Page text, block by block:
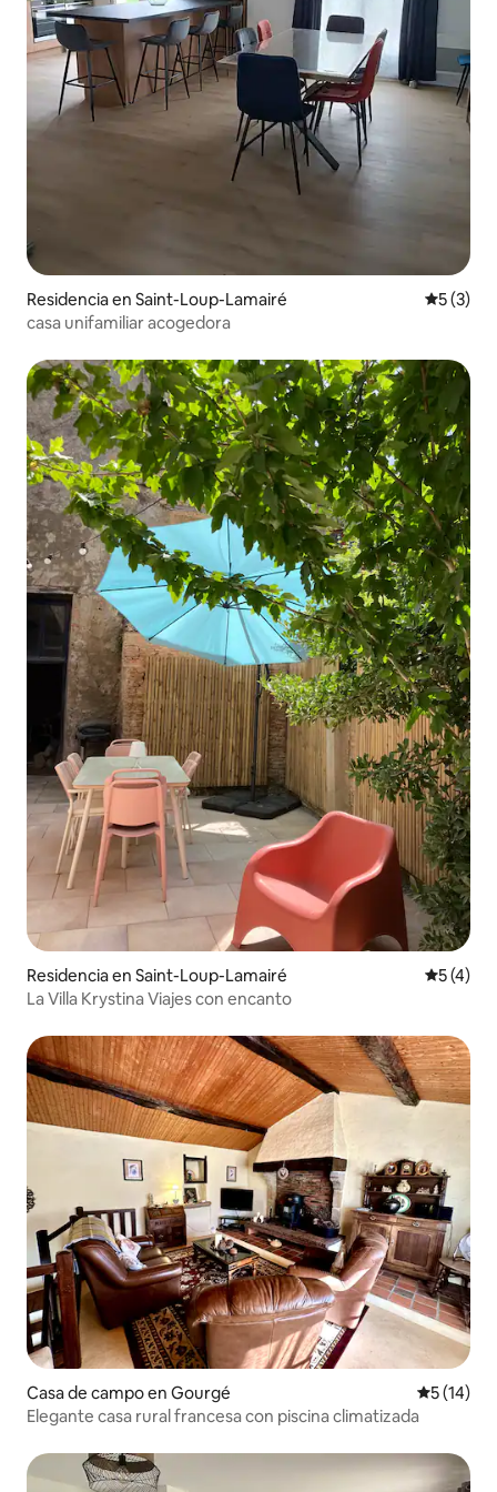
Residencia en Saint-Loup-Lamairé
5 (3)
casa unifamiliar acogedora
Residencia en Saint-Loup-Lamairé
5 (4)
La Villa Krystina Viajes con encanto
Casa de campo en Gourgé
5 (14)
Elegante casa rural francesa con piscina climatizada